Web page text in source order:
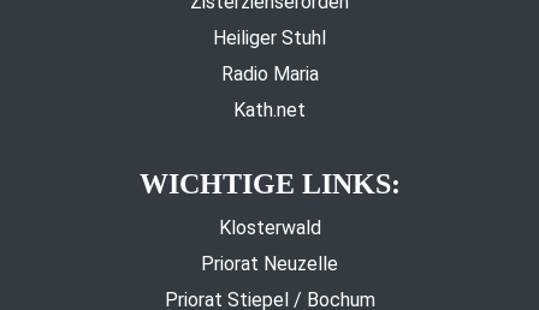
Heiliger Stuhl
Radio Maria
Kath.net
WICHTIGE LINKS:
Klosterwald
Priorat Neuzelle
Priorat Stiepel / Bochum